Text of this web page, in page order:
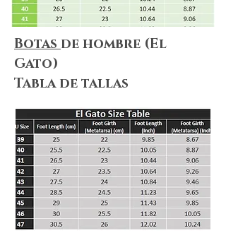
Botas de hombre (El
Gato)
Tabla de tallas